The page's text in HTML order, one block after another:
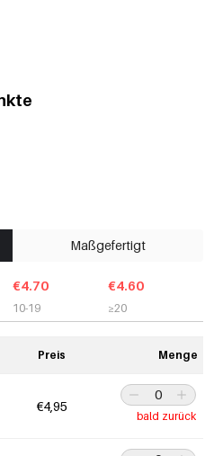
Maßgefertigt
€4.70
10-19
€4.60
≥20
Preis Menge
€4,95
bald zurück